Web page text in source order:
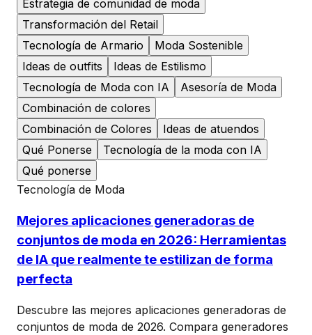
Estrategia de comunidad de moda
Transformación del Retail
Tecnología de Armario
Moda Sostenible
Ideas de outfits
Ideas de Estilismo
Tecnología de Moda con IA
Asesoría de Moda
Combinación de colores
Combinación de Colores
Ideas de atuendos
Qué Ponerse
Tecnología de la moda con IA
Qué ponerse
Tecnología de Moda
Mejores aplicaciones generadoras de
conjuntos de moda en 2026: Herramientas
de IA que realmente te estilizan de forma
perfecta
Descubre las mejores aplicaciones generadoras de
conjuntos de moda de 2026. Compara generadores